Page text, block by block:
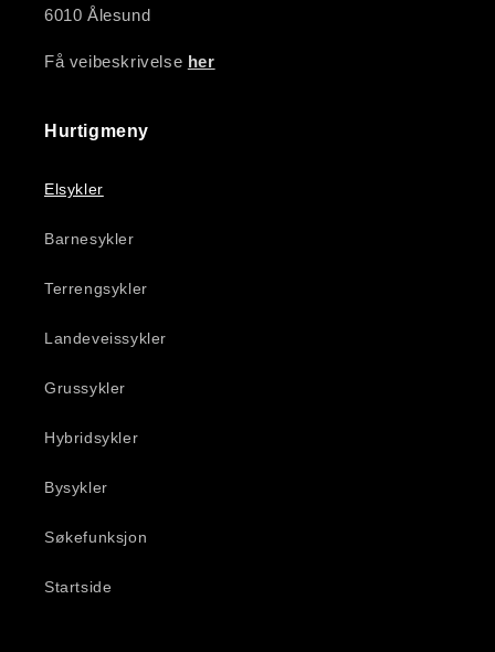
6010 Ålesund
Få veibeskrivelse her
Hurtigmeny
Elsykler
Barnesykler
Terrengsykler
Landeveissykler
Grussykler
Hybridsykler
Bysykler
Søkefunksjon
Startside